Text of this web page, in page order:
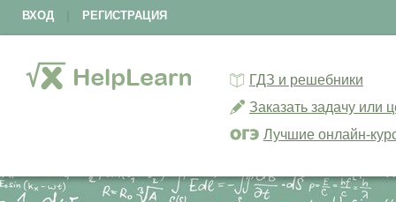
ВХОД РЕГИСТРАЦИЯ
ГДЗ и решебники
Заказать задачу или
Лучшие онлайн-